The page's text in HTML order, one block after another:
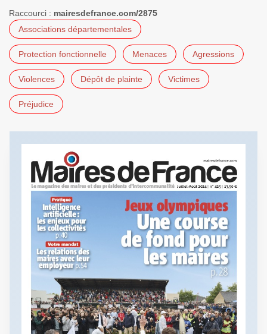
Raccourci : mairesdefrance.com/2875
Associations départementales
Protection fonctionnelle Menaces Agressions
Violences Dépôt de plainte Victimes
Préjudice